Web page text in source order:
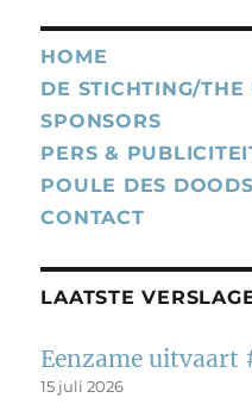
HOME
DE STICHTING/
SPONSORS
PERS &
POULE DES DOODS
CONTACT
LAATSTE
Eenzame uitvaart
15 juli 2026